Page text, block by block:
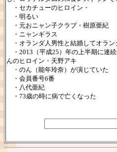
・セカチューのヒロイン・
・明るい
・元おニャン子クラブ・樹原亜紀
・ニャンギラス
・オランダ人男性と結婚してオラン
・2013（平成25）年の上半期に連
んのヒロイン・天野アキ
・のん（能年玲奈）が演じていた
・会員番号6番
・八代亜紀
・73歳の時に病で亡くなった